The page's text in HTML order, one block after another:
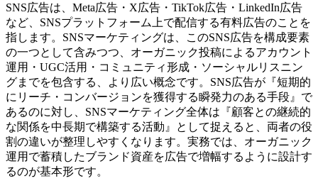
SNS広告は、Meta広告・X広告・TikTok広告・LinkedIn広告
など、SNSプラットフォーム上で配信する有料広告のことを
指します。SNSマーケティングは、このSNS広告を構成要素
の一つとして含みつつ、オーガニック投稿によるアカウント
運用・UGC活用・コミュニティ形成・ソーシャルリスニン
グまでを包含する、より広い概念です。SNS広告が『短期的
にリーチ・コンバージョンを獲得する瞬発力のある手段』で
あるのに対し、SNSマーケティング全体は『顧客との継続的
な関係を中長期で構築する活動』として捉えると、両者の役
割の違いが整理しやすくなります。実務では、オーガニック
運用で蓄積したブランド資産を広告で増幅するように設計す
るのが基本形です。